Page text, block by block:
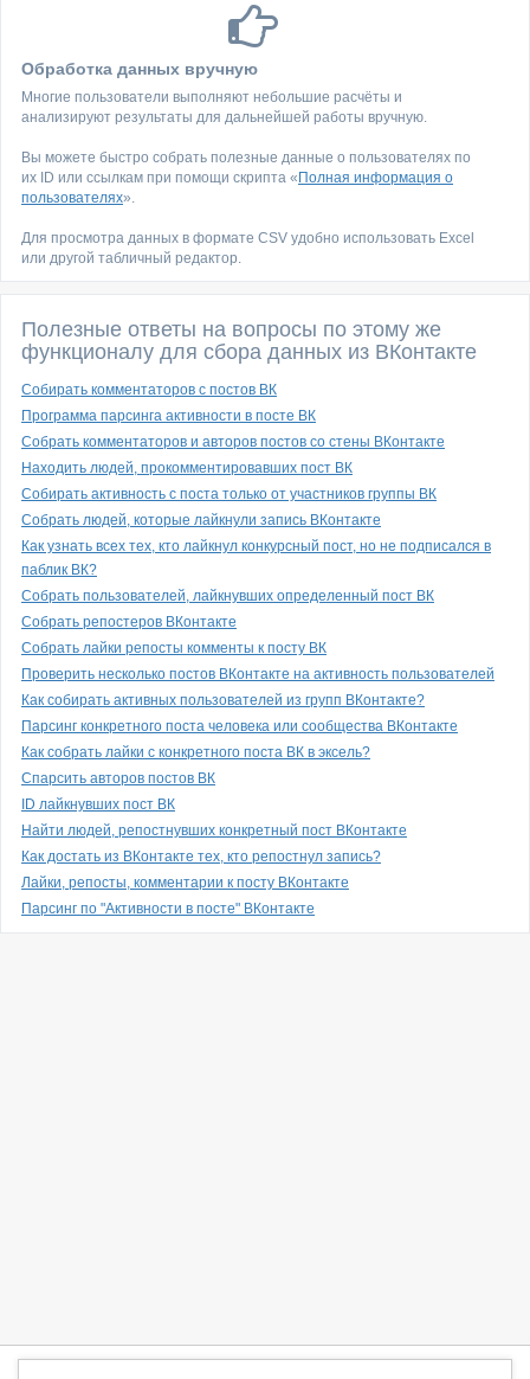
Обработка данных вручную
Многие пользователи выполняют небольшие расчёты и
анализируют результаты для дальнейшей работы вручную.
Вы можете быстро собрать полезные данные о пользователях по
их ID или ссылкам при помощи скрипта « Полная информация о
пользователях».
Для просмотра данных в формате CSV удобно использовать Excel
или другой табличный редактор.
Полезные ответы на вопросы по этому же
функционалу для сбора данных из ВКонтакте
Собирать комментаторов с постов ВК
Программа парсинга активности в посте ВК
Собрать комментаторов и авторов постов со стены ВКонтакте
Находить людей, прокомментировавших пост ВК
Собирать активность с поста только от участников группы ВК
Собрать людей, которые лайкнули запись ВКонтакте
Как узнать всех тех, кто лайкнул конкурсный пост, но не подписался в
паблик ВК?
Собрать пользователей, лайкнувших определенный пост ВК
Собрать репостеров ВКонтакте
Собрать лайки репосты комменты к посту ВК
Проверить несколько постов ВКонтакте на активность пользователей
Как собирать активных пользователей из групп ВКонтакте?
Парсинг конкретного поста человека или сообщества ВКонтакте
Как собрать лайки с конкретного поста ВК в эксель?
Спарсить авторов постов ВК
ID лайкнувших пост ВК
Найти людей, репостнувших конкретный пост ВКонтакте
Как достать из ВКонтакте тех, кто репостнул запись?
Лайки, репосты, комментарии к посту ВКонтакте
Парсинг по "Активности в посте" ВКонтакте